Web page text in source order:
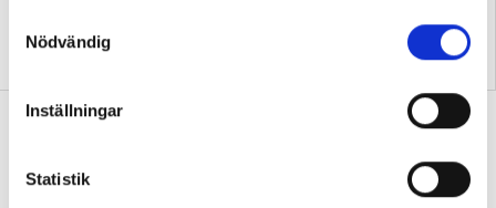
Nödvändig
Inställningar
Statistik
fördjupa kunskaper i
Replik: Transspråkande
uppfattas ofta som en
Debatt: Mardröm att många elever
DEBATTSvenskläraren: ”Låter i mina öron